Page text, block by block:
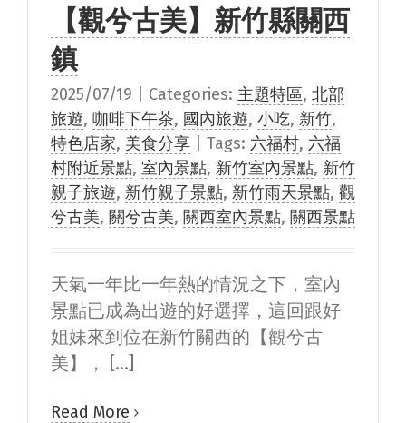
【觀兮古美】新竹縣關西
鎮
2025/07/19 Categories: 主題特區, 北部
旅遊, 咖啡下午茶, 國內旅遊, 小吃, 新竹,
特色店家, 美食分享 Tags: 六福村, 六福
村附近景點, 室內景點, 新竹室內景點, 新竹
親子旅遊, 新竹親子景點, 新竹雨天景點, 觀
兮古美, 關兮古美, 關西室內景點, 關西景點
天氣一年比一年熱的情況之下，室內
景點已成為出遊的好選擇，這回跟好
姐妹來到位在新竹關西的【觀兮古
美】， [...]
Read More